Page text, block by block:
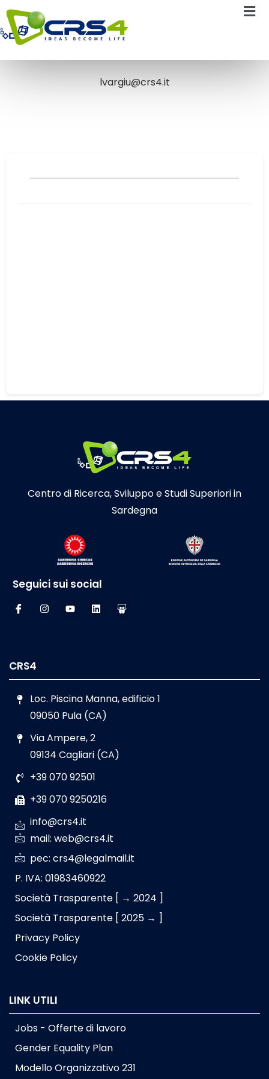
lvargiu@crs4.it
Centro di Ricerca, Sviluppo e Studi Superiori in
Sardegna
Seguici sui social
CRS4
Loc. Piscina Manna, edificio 1
09050 Pula (CA)
Via Ampere, 2
09134 Cagliari (CA)
+39 070 92501
+39 070 9250216
info@crs4.it
mail: web@crs4.it
pec: crs4@legalmail.it
P. IVA: 01983460922
Società Trasparente [ → 2024 ]
Società Trasparente [ 2025 → ]
Privacy Policy
Cookie Policy
LINK UTILI
Jobs - Offerte di lavoro
Gender Equality Plan
Modello Organizzativo 231